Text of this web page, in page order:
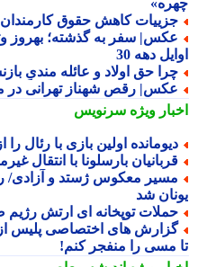
کاهش حقوق کارمندان
سفر به گذشته؛ بهروز
دهه 30
حق اولاد و عائله مندیِ
رقص شهناز تهرانی در
ویژهسرنویس
اولین بازی با رئال را از
بارسلونا با انتقال
معکوس ژستد و آزادی/
شد
توپخانه ای ارتش رژیم
های اختصاصی پلیس از
مسی را منفجر کنم!